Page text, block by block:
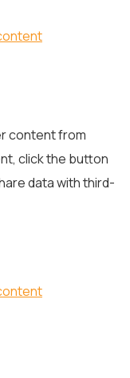
content from
click the button
data with third-